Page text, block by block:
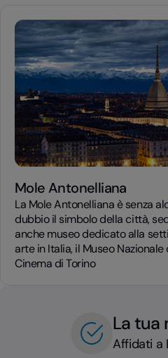
Mole Antonelliana
La Mole Antonelliana è senza
dubbio il simbolo della città,
anche museo dedicato alla
arte in Italia, il Museo Nazionale
Cinema di Torino
La tua
Affidati a